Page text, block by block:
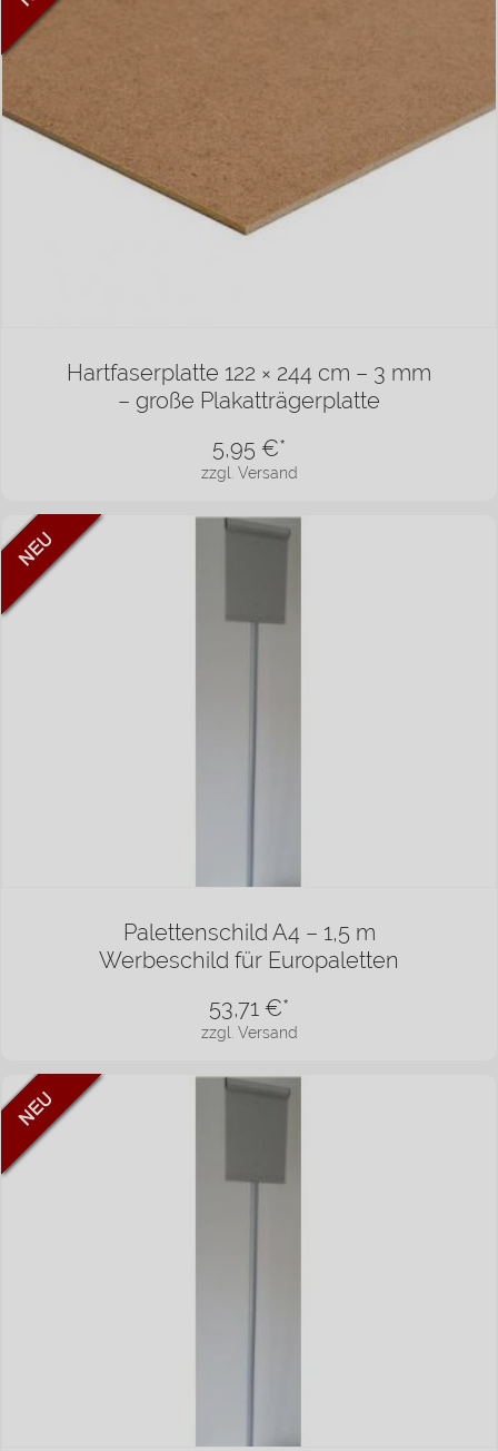
Hartfaserplatte 122 × 244 cm – 3 mm
– große Plakatträgerplatte
zzgl. Versand
5,95 €*
Palettenschild A4 – 1,5 m
Werbeschild für Europaletten
zzgl. Versand
53,71 €*